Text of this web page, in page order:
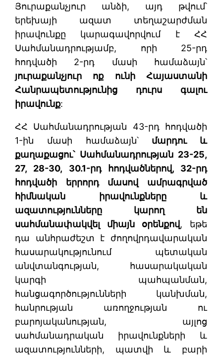
Յուրաքանչյուր անձի, այդ թվում՝
երեխայի ազատ տեղաշարժման
իրավունքը կարագավորվում է ՀՀ
Սահմանադրությամբ, որի 25-րդ
հոդվածի 2-րդ մասի համաձայն՝
յուրաքանչյուր ոք ունի Հայաստանի
Հանրապետությունից դուրս գալու
իրավունք:
ՀՀ Սահմանադրության 43-րդ հոդվածի
1-ին մասի համաձայն՝ մարդու և
քաղաքացու՝ Սահմանադրության 23-25,
27, 28-30, 30.1-րդ հոդվածներով, 32-րդ
հոդվածի երրորդ մասով ամրագրված
հիմնական իրավունքները և
ազատությունները կարող են
սահմանափակվել միայն օրենքով, եթե
դա անհրաժեշտ է ժողովրդավարական
հասարակությունում պետական
անվտանգության, հասարակական
կարգի պահպանման,
հանցագործությունների կանխման,
հանրության առողջության ու
բարոյականության, այլոց
սահմանադրական իրավունքների և
ազատությունների, պատվի և բարի